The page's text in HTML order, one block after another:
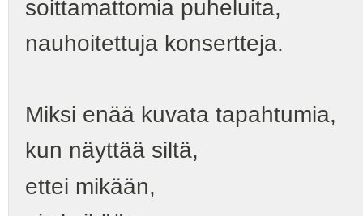
soittamattomia puheluita,
nauhoitettuja konsertteja.
Miksi enää kuvata tapahtumia,
kun näyttää siltä,
ettei mikään,